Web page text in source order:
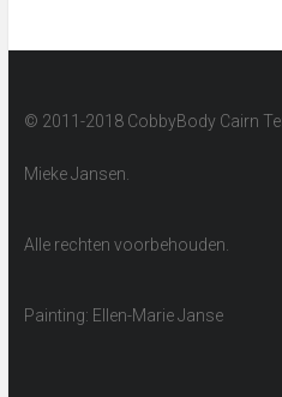
© 2011-2018 CobbyBody Cairn
Mieke Jansen.
Alle rechten voorbehouden.
Painting: Ellen-Marie Janse